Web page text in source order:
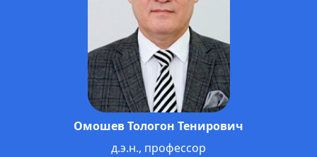
Омошев Тологон Тенирович
д.э.н., профессор